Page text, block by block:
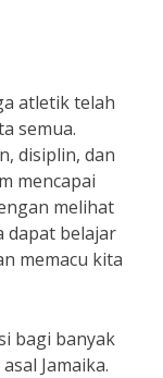
atletik telah
semua.
disiplin, dan
mencapai
melihat
dapat belajar
memacu kita
bagi banyak
Jamaika.